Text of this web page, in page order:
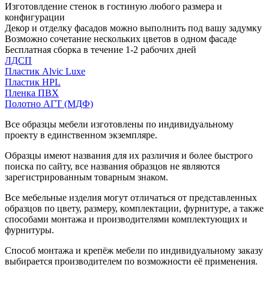
Изготовлдение стенок в гостиную любого размера и
конфигурации
Декор и отделку фасадов можно выполнить под вашу задумку
Возможно сочетание нескольких цветов в одном фасаде
Бесплатная сборка в течение 1-2 рабочих дней
ЛДСП
Пластик Alvic Luxe
Пластик HPL
Пленка ПВХ
Полотно АГТ (МДФ)
Все образцы мебели изготовлены по индивидуальному
проекту в единственном экземпляре.
Образцы имеют названия для их различия и более быстрого
поиска по сайту, все названия образцов не являются
зарегистрированным товарным знаком.
Все мебельные изделия могут отличаться от представленных
образцов по цвету, размеру, комплектации, фурнитуре, а также
способами монтажа и производителями комплектующих и
фурнитуры.
Способ монтажа и крепёж мебели по индивидуальному заказу
выбирается производителем по возможности её применения.